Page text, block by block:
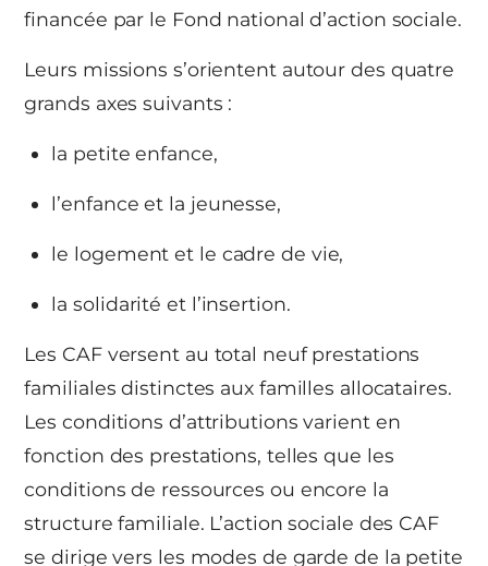
financée par le Fond national d’action sociale.
Leurs missions s’orientent autour des quatre
grands axes suivants :
la petite enfance,
l’enfance et la jeunesse,
le logement et le cadre de vie,
la solidarité et l’insertion.
Les CAF versent au total neuf prestations
familiales distinctes aux familles allocataires.
Les conditions d’attributions varient en
fonction des prestations, telles que les
conditions de ressources ou encore la
structure familiale. L’action sociale des CAF
se dirige vers les modes de garde de la petite